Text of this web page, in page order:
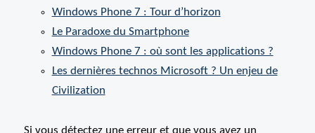
Windows Phone 7 : Tour d’horizon
Le Paradoxe du Smartphone
Windows Phone 7 : où sont les applications ?
Les dernières technos Microsoft ? Un enjeu de
Civilization
Si vous détectez une erreur et que vous avez un